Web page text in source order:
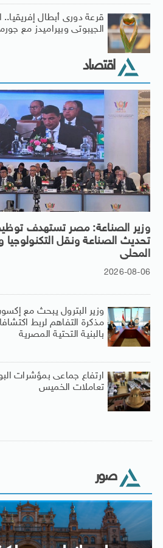
قرعة دورى أبطال إفريقيا..
الجيبوتى وبيراميدز مع
اقتصاد
وزير الصناعة: مصر تستهدف
تحديث الصناعة ونقل التكنولوجيا
المحلى
2026-08-06
وزير البترول يبحث مع
مذكرة التفاهم لربط
بالبنية التحتية المصرية
ارتفاع جماعى بمؤشرات
تعاملات الخميس
صور